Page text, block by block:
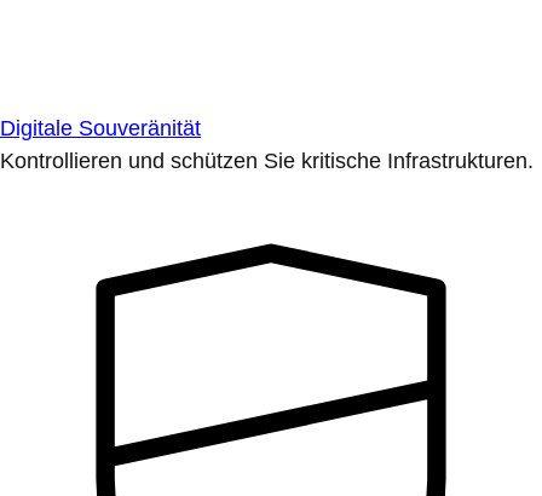
Digitale Souveränität
Kontrollieren und schützen Sie kritische Infrastrukturen.